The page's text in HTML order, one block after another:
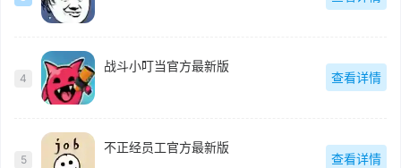
4
战斗小叮当官方最新版
查看详情
5
不正经员工官方最新版
查看详情